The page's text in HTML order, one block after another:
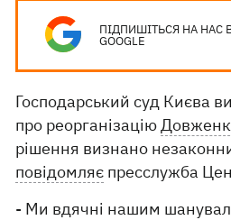
ПІДПИШІТЬСЯ НА НАС
GOOGLE
Господарський суд Києва
про реорганізацію
рішення визнано
повідомляє пресслужба
- Ми вдячні нашим